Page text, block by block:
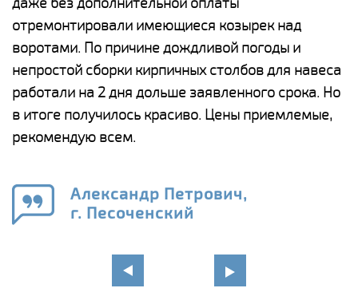
отремонтировали имеющиеся козырек над
воротами. По причине дождливой погоды и
непростой сборки кирпичных столбов для навеса
работали на 2 дня дольше заявленного срока. Но
в итоге получилось красиво. Цены приемлемые,
рекомендую всем.
Александр Петрович,
г. Песоченский